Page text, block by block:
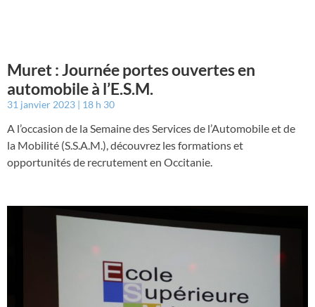
Muret : Journée portes ouvertes en
automobile à l’E.S.M.
31 janvier 2023 18 h 30
A l’occasion de la Semaine des Services de l’Automobile et de
la Mobilité (S.S.A.M.), découvrez les formations et
opportunités de recrutement en Occitanie.